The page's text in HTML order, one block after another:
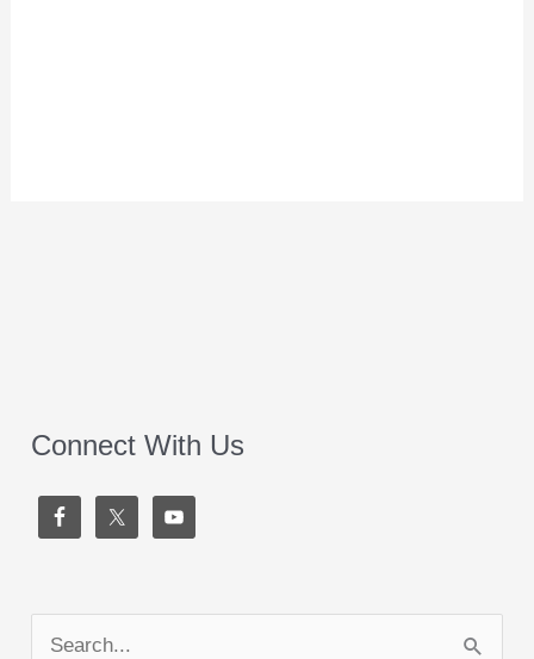
Connect With Us